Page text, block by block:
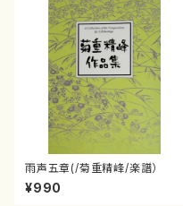
雨声五章(/菊重精峰/楽譜）
¥990